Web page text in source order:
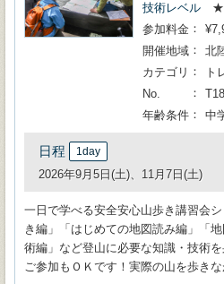
技術レベル
参加料金
開催地域
北
カテゴリ
ト
No.
年齢条件
中
日程 1day
2026年9月5日(土)、11月7日(土)
一日で学べる安全安心山歩き講習会
き編」「はじめての地図読み編」「
術編」など登山に必要な知識・技術
ご参加もＯＫです！実際の山を歩き